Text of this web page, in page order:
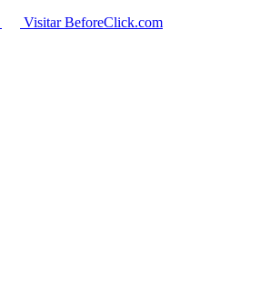
Visitar BeforeClick.com